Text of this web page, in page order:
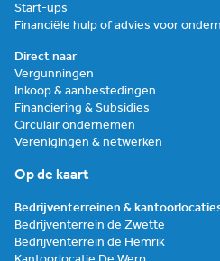
Start-ups
Financiële hulp of advies voor
Direct naar
Vergunningen
Inkoop & aanbestedingen
Financiering & Subsidies
Circulair ondernemen
Verenigingen & netwerken
Op de kaart
Bedrijventerreinen &
Bedrijventerrein de Zwette
Bedrijventerrein de Hemrik